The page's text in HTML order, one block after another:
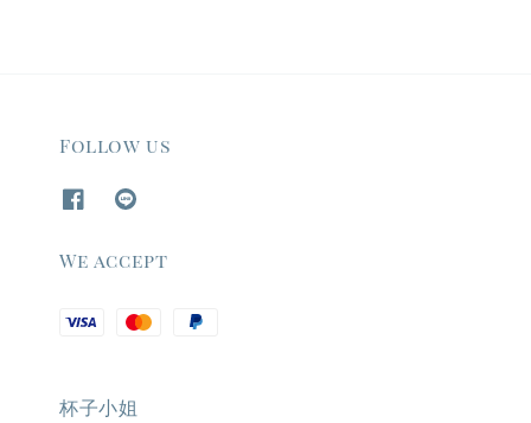
Follow us
We accept
杯子小姐